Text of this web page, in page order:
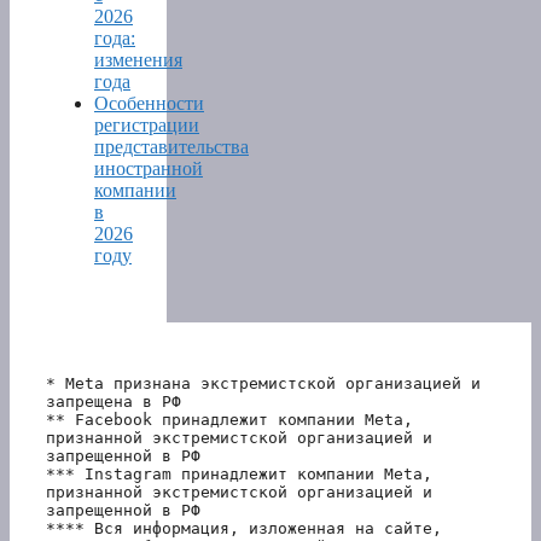
2026
года:
изменения
года
Особенности
регистрации
представительства
иностранной
компании
в
2026
году
* Meta признана экстремистской организацией и
запрещена в РФ
** Facebook принадлежит компании Meta,
признанной экстремистской организацией и
запрещенной в РФ
*** Instagram принадлежит компании Meta,
признанной экстремистской организацией и
запрещенной в РФ
**** Вся информация, изложенная на сайте,